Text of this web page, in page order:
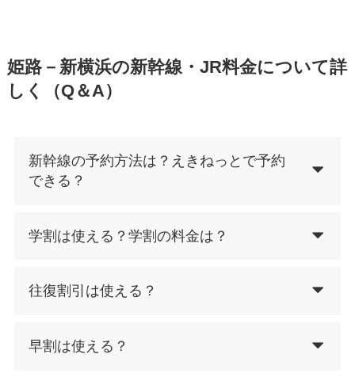
姫路－新横浜の新幹線・JR料金について詳
しく（Q＆A）
新幹線の予約方法は？えきねっとで予約
できる？
学割は使える？学割の料金は？
往復割引は使える？
早割は使える？